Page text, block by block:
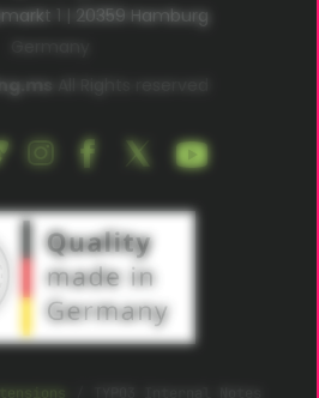
1 | 20359 Hamburg